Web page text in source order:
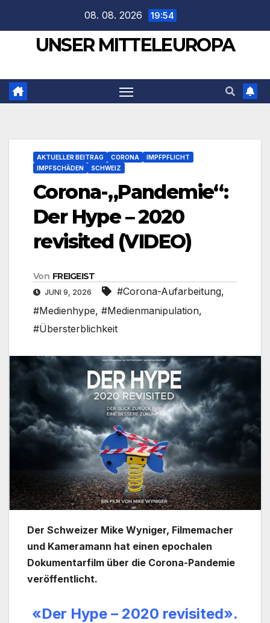
springen
08. 08. 2026 19:54
UNSER MITTELEUROPA
AKTUELLER BEITRAG CORONA
IMPFPFLICHT
IMPFSCHÄDEN
SCHWEIZ
Corona-„Pandemie“:
Der Hype – 2020
revisited (VIDEO)
Von FREIGEIST
JUNI 9, 2026 #Corona-Aufarbeitung,
#Medienhype, #Medienmanipulation,
#Übersterblichkeit
Der Schweizer Mike Wyniger, Filmemacher
und Kameramann hat einen epochalen
Dokumentarfilm über die Corona-Pandemie
veröffentlicht.
«Der Hype – 2020 revisited».